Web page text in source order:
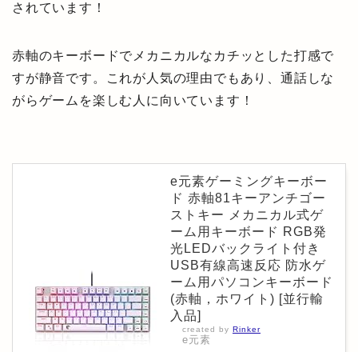
されています！
赤軸のキーボードでメカニカルなカチッとした打感で
すが静音です。これが人気の理由でもあり、通話しな
がらゲームを楽しむ人に向いています！
e元素ゲーミングキーボー
ド 赤軸81キーアンチゴー
ストキー メカニカル式ゲ
ーム用キーボード RGB発
光LEDバックライト付き
USB有線高速反応 防水ゲ
ーム用パソコンキーボード
(赤軸，ホワイト) [並行輸
入品]
created by Rinker
e元素